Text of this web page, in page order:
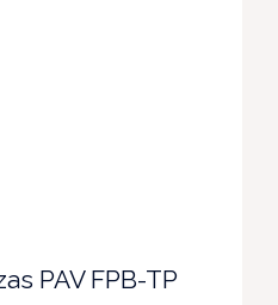
PAV FPB-TP